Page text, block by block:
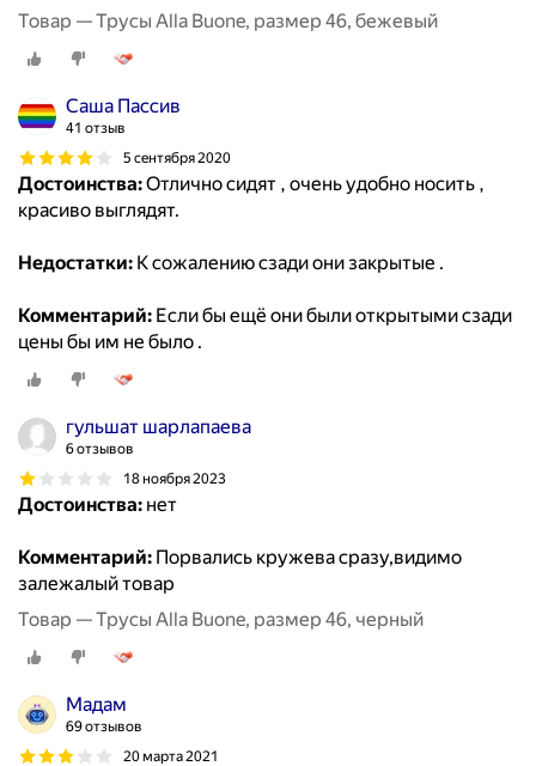
Товар — Трусы Alla Buone, размер 46, бежевый
Саша Пассив
41 отзыв
5 сентября 2020
Достоинства:Отлично сидят , очень удобно носить ,
красиво выглядят.
Недостатки: К сожалению сзади они закрытые .
Комментарий: Если бы ещё они были открытыми сзади
цены бы им не было .
гульшат шарлапаева
6 отзывов
18 ноября 2023
Достоинства: нет
Комментарий: Порвались кружева сразу,видимо
залежалый товар
Товар — Трусы Alla Buone, размер 46, черный
Мадам
69 отзывов
20 марта 2021